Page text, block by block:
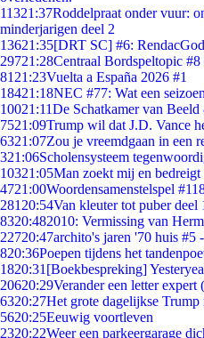
11321:37Roddelpraat onder vuur:
minderjarigen deel 2
13621:35[DRT SC] #6:
29721:28Centraal Bordspeltopic #8
81 21:23Vuelta a España 2026 #1
18421:18NEC #77: Wat een
10021:11De Schatkamer van
7521:09Trump wil dat J.D. Vance
6321:07Zou je vreemdgaan in een
321:06Scholensysteem
10321:05Man zoekt mij en
4721:00Woordensamenstelspel
281 20:54Van kleuter tot puber deel
8320:482010: Vermissing van
22720:47archito's jaren '70 huis #5
820:36Poepen tijdens het
1820:31 [Boekbespreking]
20620:29Verander een letter expert
6320:27Het grote dagelijkse Trump
5620:25Eeuwig voortleven
2320:22Weer een parkeergarage